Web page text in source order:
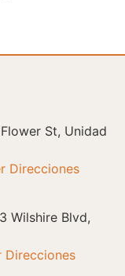
St, Unidad
Direcciones
Wilshire Blvd,
Direcciones